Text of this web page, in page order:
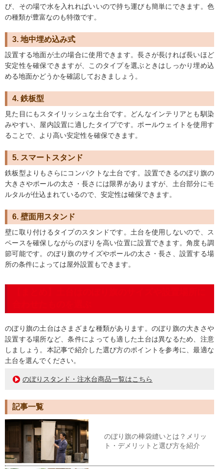
び、その場で水を入れればいいので持ち運びも簡単にできます。色
の種類が豊富なのも特徴です。
3. 地中埋め込み式
設置する地面が土の場合に使用できます。長さが長ければ長いほど
安定性を確保できますが、このタイプを選ぶときはしっかり埋め込
める地面かどうかを確認しておきましょう。
4. 鉄板型
見た目にもスタイリッシュな土台です。どんなインテリアとも馴染
みやすい、屋内設置に適したタイプです。ポールウェイトを使用す
ることで、より高い安定性を確保できます。
5. スマートスタンド
鉄板型よりもさらにコンパクトな土台です。設置できるのぼり旗の
大きさやポールの太さ・長さには限界がありますが、土台部分にモ
ルタルが仕込まれているので、安定性は確保できます。
6. 壁面用スタンド
壁に取り付けるタイプのスタンドです。土台を使用しないので、ス
ペースを確保しながらのぼりを高い位置に設置できます。角度も調
節可能です。のぼり旗のサイズやポールの太さ・長さ、設置する場
所の条件によっては屋外設置もできます。
のぼり旗の土台はさまざまな種類があります。のぼり旗の大きさや
設置する場所など、条件によっても適した土台は異なるため、注意
しましょう。本記事で紹介した選び方のポイントを参考に、最適な
土台を選んでください。
のぼりスタンド・注水台商品一覧はこちら
記事一覧
のぼり旗の棒袋縫いとは？メリッ
ト・デメリットと選び方を紹介